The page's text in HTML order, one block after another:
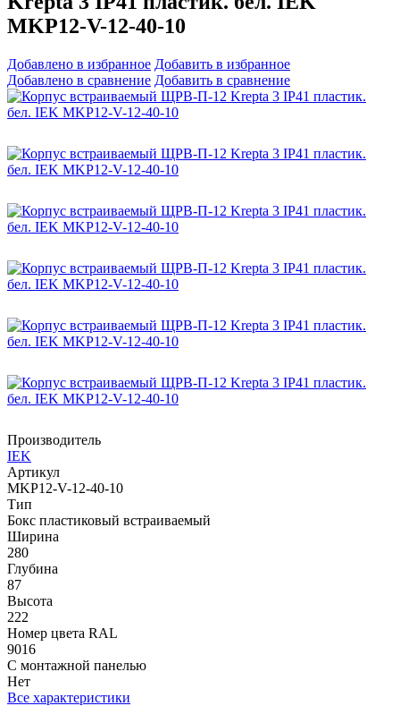
MKP12-V-12-40-10
Добавлено в избранное Добавить в избранное
Добавлено в сравнение Добавить в сравнение
Производитель
IEK
Артикул
MKP12-V-12-40-10
Тип
Бокс пластиковый встраиваемый
Ширина
280
Глубина
87
Высота
222
Номер цвета RAL
9016
С монтажной панелью
Нет
Все характеристики